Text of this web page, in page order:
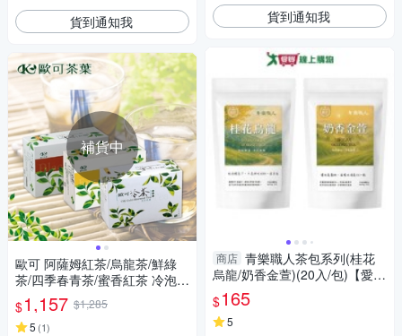
貨到通知我
補貨中
歐可 阿薩姆紅茶/烏龍茶/鮮綠
茶/四季春青茶/蜜香紅茶 冷泡茶
系列 任選3盒(30包盒)
$1,157 $1,285
5 (1)
貨到通知我
商店 青樂職人茶包系列(桂花
烏龍/奶香金萱)(20入/包)【愛
買】
$165
5